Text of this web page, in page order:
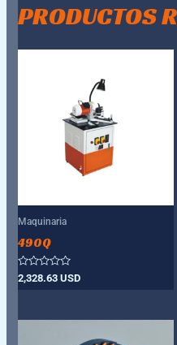
PRODUCTOS
Maquinaria
490Q
Valorado
con
2,328.63USD